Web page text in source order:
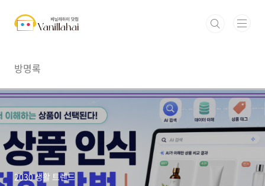
방명록
2030 생활 트렌드